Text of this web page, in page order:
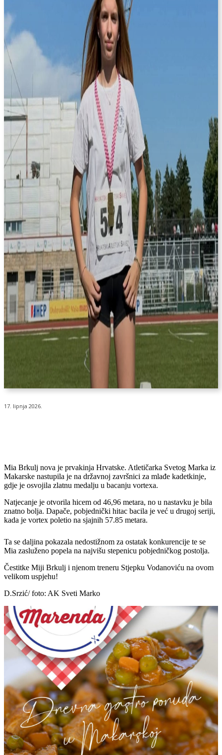
17. lipnja 2026.
Mia Brkulj nova je prvakinja Hrvatske. Atletičarka Svetog Marka iz
Makarske nastupila je na državnoj završnici za mlađe kadetkinje,
gdje je osvojila zlatnu medalju u bacanju vortexa.
Natjecanje je otvorila hicem od 46,96 metara, no u nastavku je bila
znatno bolja. Dapače, pobjednički hitac bacila je već u drugoj seriji,
kada je vortex poletio na sjajnih 57.85 metara.
Ta se daljina pokazala nedostižnom za ostatak konkurencije te se
Mia zasluženo popela na najvišu stepenicu pobjedničkog postolja.
Čestitke Miji Brkulj i njenom treneru Stjepku Vodanoviću na ovom
velikom uspjehu!
D.Srzić/ foto: AK Sveti Marko